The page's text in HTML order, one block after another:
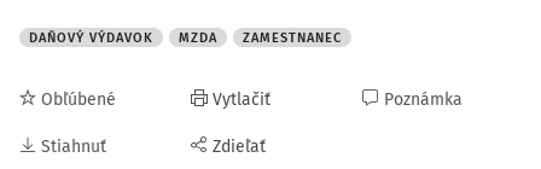
DAŇOVÝ VÝDAVOK MZDA ZAMESTNANEC
Obľúbené
Stiahnuť
Vytlačiť
Zdieľať
Poznámka